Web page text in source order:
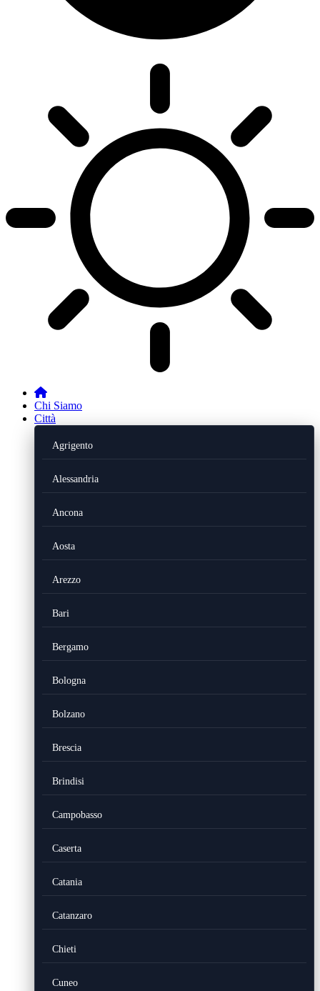
Chi Siamo
Città
Agrigento
Alessandria
Ancona
Aosta
Arezzo
Bari
Bergamo
Bologna
Bolzano
Brescia
Brindisi
Campobasso
Caserta
Catania
Catanzaro
Chieti
Cuneo